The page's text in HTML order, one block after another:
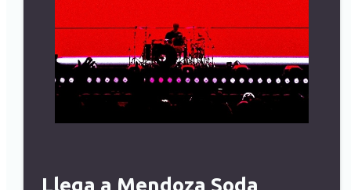
Llega a Mendoza Soda